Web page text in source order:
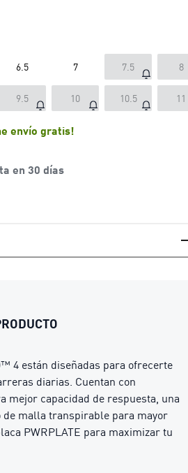
6.5 7 7.5 8
9.5 10 10.5 11
envío gratis!
en 30 días
4 están diseñadas para ofrecerte
diarias. Cuentan con
mejor capacidad de respuesta, una
de malla transpirable para mayor
PWRPLATE para maximizar tu